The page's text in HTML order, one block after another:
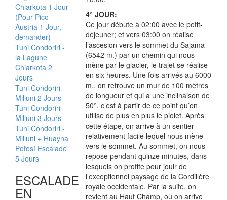
Chiarkota 1 Jour
(Pour Pico
Austria 1 Jour,
demander)
Tuni Condoriri -
la Lagune
Chiarkota 2
Jours
Tuni Condoriri -
Milluni 2 Jours
Tuni Condoriri -
Milluni 3 Jours
Tuni Condoriri -
Milluni + Huayna
Potosí Escalade
5 Jours
ESCALADE
EN
4° JOUR:
Ce jour débute à 02:00 avec le petit-
déjeuner; et vers 03:00 on réalise
l’ascesion vers le sommet du Sajama
(6542 m.) par un chemin qui nous
mène par le glacier, le trajet se réalise
en six heures. Une fois arrivés au 6000
m., on retrouve un mur de 100 mètres
de longueur et qui a une inclinaison de
50°, c’est à partir de ce point qu’on
utilise de plus en plus le piolet. Après
cette étape, on arrive à un sentier
relativement facile lequel nous mène
vers le sommet. Au sommet, on nous
repose pendant quinze minutes, dans
lesquels on profite pour jouir de
l’exceptionnel paysage de la Cordillère
royale occidentale. Par la suite, on
revient au Haut Champ, où on arrive